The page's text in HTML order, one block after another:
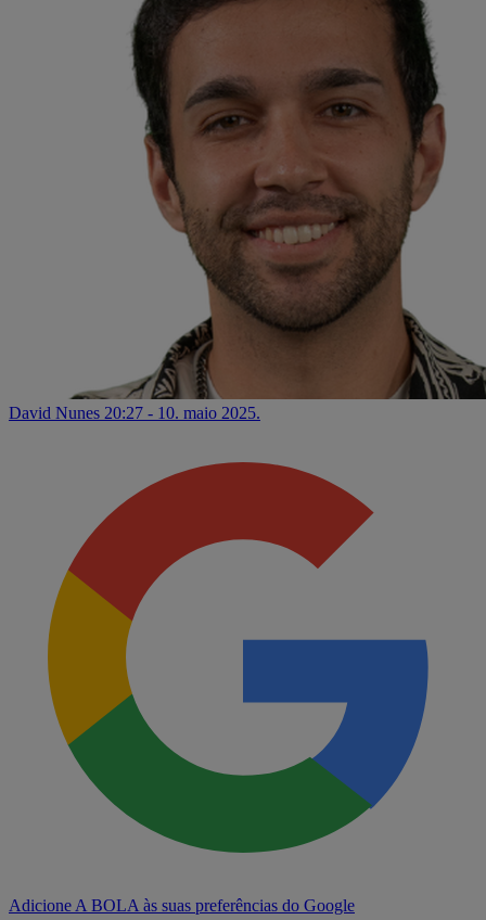
David Nunes 20:27 - 10. maio 2025.
Adicione A BOLA às suas preferências do Google